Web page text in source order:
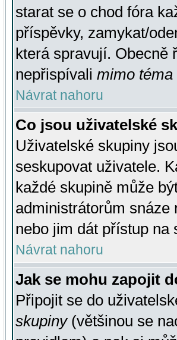
starat se o chod fóra
příspěvky, zamykat/
která spravují. Obecně
nepřispívali mimo téma
Návrat nahoru
Co jsou uživatelské
Uživatelské skupiny
seskupovat uživatele.
každé skupině může
administrátorům snáze
nebo jim dát přístup na
Návrat nahoru
Jak se mohu zapojit
Připojit se do
skupiny(většinou se